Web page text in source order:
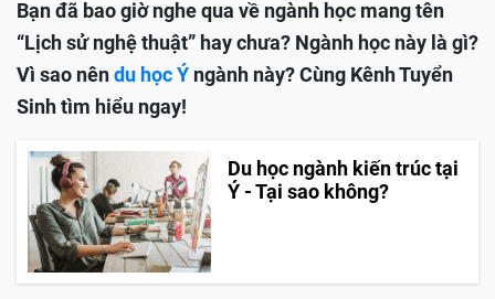
Bạn đã bao giờ nghe qua về ngành học mang tên
“Lịch sử nghệ thuật” hay chưa? Ngành học này là gì?
Vì sao nêndu học Ý ngành này? Cùng Kênh Tuyển
Sinh tìm hiểu ngay!
Du học ngành kiến trúc tại
Ý - Tại sao không?